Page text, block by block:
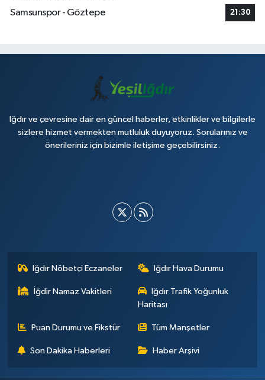
Samsunspor - Göztepe
21:30
Iğdır ve çevresine dair en güncel haberler, etkinlikler ve bilgilerle
sizlere hizmet vermekten mutluluk duyuyoruz. Sorularınız ve
önerileriniz için bizimle iletişime geçebilirsiniz.
Iğdır Nöbetçi Eczaneler Iğdır Hava Durumu
İğdir Namaz Vakitleri
Iğdır Trafik Yoğunluk
Haritası
Puan Durumu ve Fikstür Tüm Manşetler
Son Dakika Haberleri Haber Arşivi